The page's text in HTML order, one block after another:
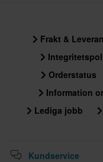
Frakt &
Orderstatus
Information
Lediga jobb
Kundservice